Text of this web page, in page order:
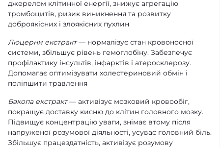
джерелом клітинної енергії, знижує агрегацію
тромбоцитів, ризик виникнення та розвитку
доброякісних і злоякісних пухлин
Люцерни екстракт— нормалізує стан кровоносної
системи, збільшує рівень гемоглобіну. Забезпечує
профілактику інсультів, інфарктів і атеросклерозу.
Допомагає оптимізувати холестериновий обмін і
поліпшити травлення
Бакопа екстракт— активізує мозковий кровообіг,
покращує доставку кисню до клітин головного мозку.
Підвищує концентрацію уваги, знімає втому після
напруженої розумової діяльності, усуває головний біль.
Збільшує працездатність, активізує розумову